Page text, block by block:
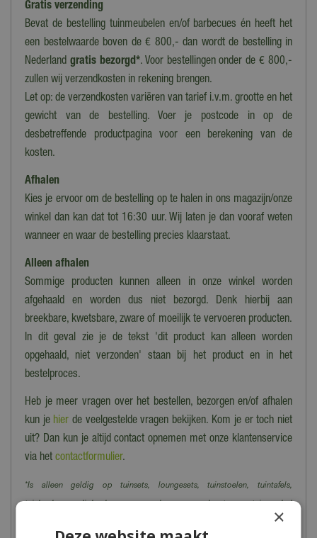
Gratis verzending
Bevat de bestelling tuinmeubelen en/of barbecues én heeft het
een bestelwaarde boven de € 800,- dan wordt de bestelling in
Nederland gratis bezorgd*. Voor bestellingen onder de € 800,-
zullen wij verzendkosten in rekening brengen.
Let op: de verzendkosten variëren van tarief i.v.m. grootte en het
gewicht van de bestelling. Voer je postcode in op de
desbetreffende productpagina voor een berekening van de
kosten.
Afhalen
Kies je ervoor om de bestelling op te halen in ons magazijn/onze
winkel dan kan dat tot 16:30 uur. Wij laten je dan vooraf weten
wanneer en waar de bestelling precies klaarstaat.
Alleen afhalen
Sommige producten kunnen alleen in onze winkel worden
afgehaald en worden dus niet bezorgd. Denk hierbij aan
breekbare, kwetsbare, zware of moeilijk te vervoeren producten.
In dit geval zie je de tekst 'dit product kan alleen worden
opgehaald, niet verzonden' staan bij het product en in het
bestelproces.
Heb je meer vragen over het bestellen, bezorgen en/of afhalen
kun je hier de veelgestelde vragen bekijken. Kom je er toch niet
uit? Dan kun je altijd contact opnemen met onze klantenservice
via het contactformulier.
*Is alleen geldig op tuinsets, loungesets, tuinstoelen, tuintafels,
×